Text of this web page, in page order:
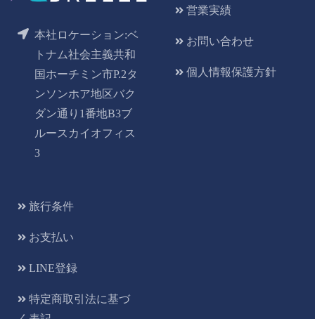
本社ロケーション:ベ
トナム社会主義共和
国ホーチミン市P.2タ
ンソンホア地区バク
ダン通り1番地B3ブ
ルースカイオフィス
3
営業実績
お問い合わせ
個人情報保護方針
旅行条件
お支払い
LINE登録
特定商取引法に基づ